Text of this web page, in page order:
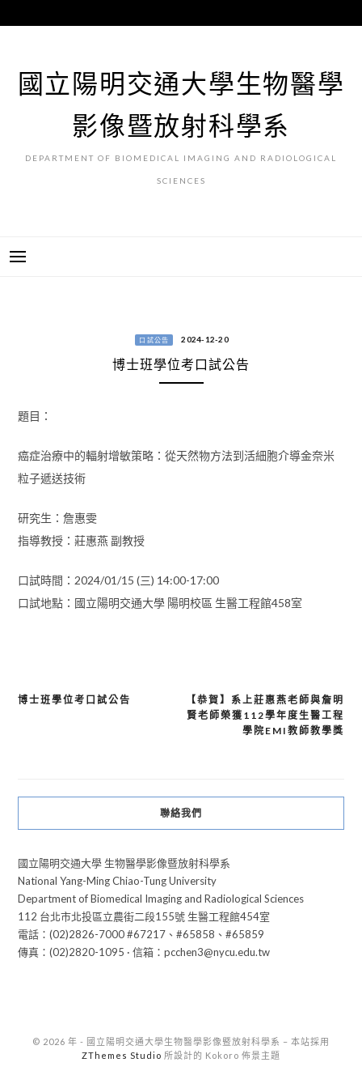
至
國立陽明交通大學生物醫學
影像暨放射科學系
DEPARTMENT OF BIOMEDICAL IMAGING AND RADIOLOGICAL
SCIENCES
口試公告 2024-12-20
博士班學位考口試公告
題目：
癌症治療中的輻射增敏策略：從天然物方法到活細胞介導金奈米
粒子遞送技術
研究生：詹惠雯
指導教授：莊惠燕 副教授
口試時間：2024/01/15 (三) 14:00-17:00
口試地點：國立陽明交通大學 陽明校區 生醫工程館458室
文
【恭賀】系上莊惠燕老師與詹明
賢老師榮獲112學年度生醫工程
學院EMI教師教學獎
博士班學位考口試公告
聯絡我們
國立陽明交通大學 生物醫學影像暨放射科學系
National Yang-Ming Chiao-Tung University
Department of Biomedical Imaging and Radiological Sciences
112 台北市北投區立農街二段155號 生醫工程館454室
電話：(02)2826-7000 #67217、#65858、#65859
傳真：(02)2820-1095 · 信箱：pcchen3@nycu.edu.tw
© 2026 年 - 國立陽明交通大學生物醫學影像暨放射科學系 – 本站採用
ZThemes Studio 所設計的 Kokoro 佈景主題